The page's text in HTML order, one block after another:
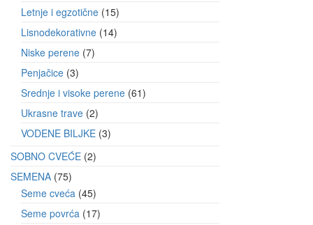
Letnje i egzotične 15
Lisnodekorativne 14
Niske perene 7
Penjačice 3
Srednje i visoke perene 61
Ukrasne trave 2
VODENE BILJKE 3
SOBNO CVEĆE 2
SEMENA 75
Seme cveća 45
Seme povrća 17